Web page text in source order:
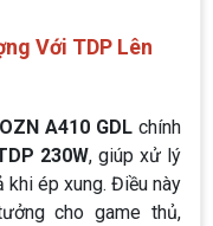
Với TDP Lên
A410 GDL chính
230W, giúp xử lý
khi ép xung. Điều này
cho game thủ,